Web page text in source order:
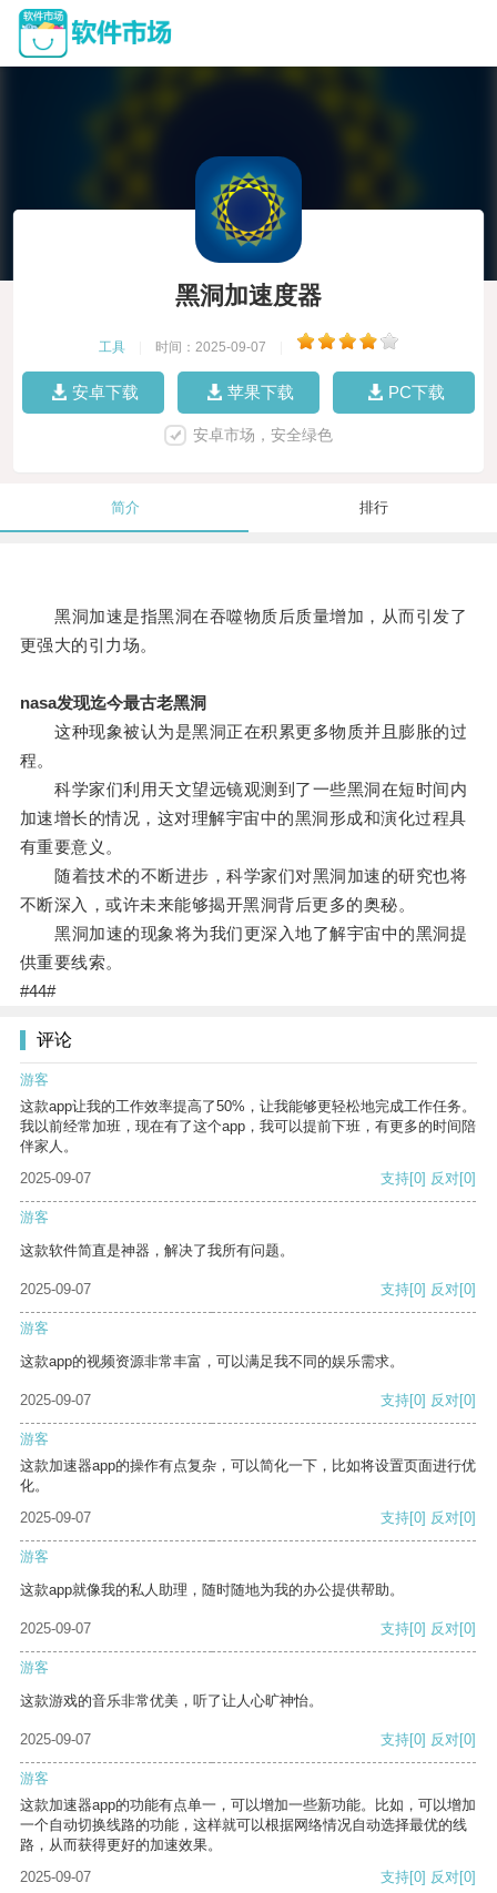
黑洞加速度器
工具 时间：2025-09-07
安卓下载 苹果下载 PC下载
安卓市场，安全绿色
简介 排行
黑洞加速是指黑洞在吞噬物质后质量增加，从而引发了
更强大的引力场。
nasa发现迄今最古老黑洞
这种现象被认为是黑洞正在积累更多物质并且膨胀的过
程。
科学家们利用天文望远镜观测到了一些黑洞在短时间内
加速增长的情况，这对理解宇宙中的黑洞形成和演化过程具
有重要意义。
随着技术的不断进步，科学家们对黑洞加速的研究也将
不断深入，或许未来能够揭开黑洞背后更多的奥秘。
黑洞加速的现象将为我们更深入地了解宇宙中的黑洞提
供重要线索。
#44#
评论
游客
这款app让我的工作效率提高了50%，让我能够更轻松地完成工作任务。
我以前经常加班，现在有了这个app，我可以提前下班，有更多的时间陪
伴家人。
2025-09-07
支持[0] 反对[0]
游客
这款软件简直是神器，解决了我所有问题。
2025-09-07 支持[0] 反对[0]
游客
这款app的视频资源非常丰富，可以满足我不同的娱乐需求。
2025-09-07 支持[0] 反对[0]
游客
这款加速器app的操作有点复杂，可以简化一下，比如将设置页面进行优
化。
2025-09-07
支持[0] 反对[0]
游客
这款app就像我的私人助理，随时随地为我的办公提供帮助。
2025-09-07 支持[0] 反对[0]
游客
这款游戏的音乐非常优美，听了让人心旷神怡。
2025-09-07 支持[0] 反对[0]
游客
这款加速器app的功能有点单一，可以增加一些新功能。比如，可以增加
一个自动切换线路的功能，这样就可以根据网络情况自动选择最优的线
路，从而获得更好的加速效果。
2025-09-07
支持[0] 反对[0]